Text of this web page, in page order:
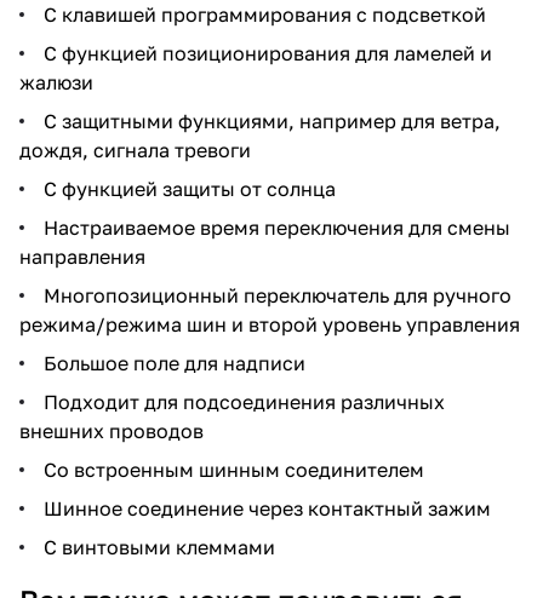
С клавишей программирования с подсветкой
С функцией позиционирования для ламелей и
жалюзи
С защитными функциями, например для ветра,
дождя, сигнала тревоги
С функцией защиты от солнца
Настраиваемое время переключения для смены
направления
Многопозиционный переключатель для ручного
режима/режима шин и второй уровень управления
Большое поле для надписи
Подходит для подсоединения различных
внешних проводов
Со встроенным шинным соединителем
Шинное соединение через контактный зажим
С винтовыми клеммами